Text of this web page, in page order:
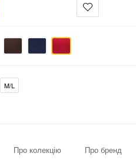
M/L
Про колекцію Про бренд